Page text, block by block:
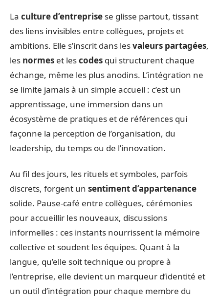
La culture d’entreprise se glisse partout, tissant
des liens invisibles entre collègues, projets et
ambitions. Elle s’inscrit dans lesvaleurs partagées,
les normes et lescodes qui structurent chaque
échange, même les plus anodins. L’intégration ne
se limite jamais à un simple accueil : c’est un
apprentissage, une immersion dans un
écosystème de pratiques et de références qui
façonne la perception de l’organisation, du
leadership, du temps ou de l’innovation.
Au fil des jours, les rituels et symboles, parfois
discrets, forgent un sentiment d’appartenance
solide. Pause-café entre collègues, cérémonies
pour accueillir les nouveaux, discussions
informelles : ces instants nourrissent la mémoire
collective et soudent les équipes. Quant à la
langue, qu’elle soit technique ou propre à
l’entreprise, elle devient un marqueur d’identité et
un outil d’intégration pour chaque membre du